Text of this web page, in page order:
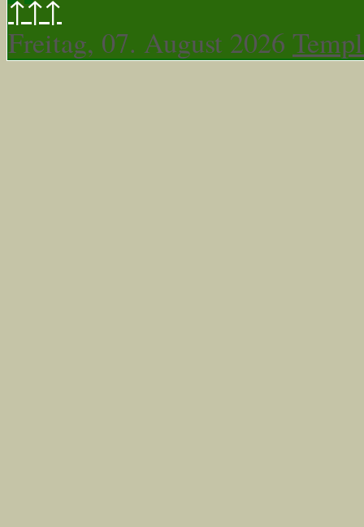
↑↑↑
Freitag, 07. August 2026